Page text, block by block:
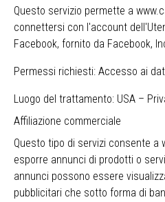
Questo servizio permette a
connettersi con l'account
Facebook, fornito da Facebook,
Permessi richiesti: Accesso ai
Luogo del trattamento: USA –
Affiliazione commerciale
Questo tipo di servizi consente a
esporre annunci di prodotti o
annunci possono essere
pubblicitari che sotto forma di